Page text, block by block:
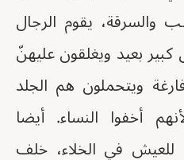
والسرقة، يقوم الرجال
بعيد ويغلقون عليهنّ
ويتحملون هم الجلد
أخفوا النساء. أيضا
للعيش في الخلاء، خلف